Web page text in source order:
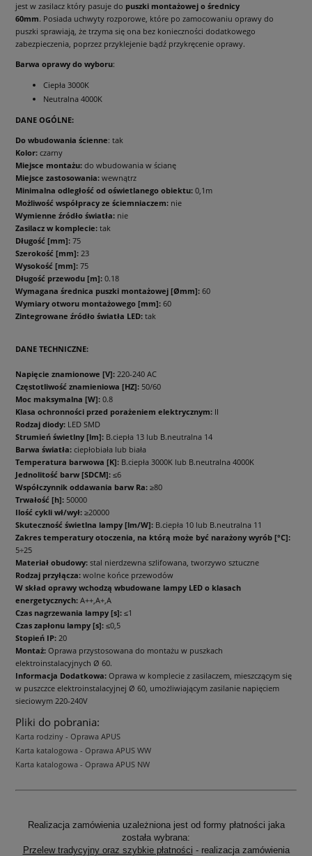
jest w zasilacz który pasuje do puszki montażowej o średnicy
60mm. Posiada uchwyty rozporowe, które po zamocowaniu oprawy do
puszki sprawiają, że trzyma się ona bez konieczności dodatkowego
zabezpieczenia, poprzez przyklejenie bądź przykręcenie oprawy.
Barwa oprawy do wyboru:
Ciepła 3000K
Neutralna 4000K
DANE OGÓLNE:
Do wbudowania ścienne: tak
Kolor: czarny
Miejsce montażu: do wbudowania w ścianę
Miejsce zastosowania: wewnątrz
Minimalna odległość od oświetlanego obiektu: 0,1m
Możliwość współpracy ze ściemniaczem: nie
Wymienne źródło światła: nie
Zasilacz w komplecie: tak
Długość [mm]: 75
Szerokość [mm]: 23
Wysokość [mm]: 75
Długość przewodu [m]: 0.18
Wymagana średnica puszki montażowej [Ømm]: 60
Wymiary otworu montażowego [mm]: 60
Zintegrowane źródło światła LED: tak
DANE TECHNICZNE:
Napięcie znamionowe [V]: 220-240 AC
Częstotliwość znamieniowa [HZ]: 50/60
Moc maksymalna [W]: 0.8
Klasa ochronności przed porażeniem elektrycznym: II
Rodzaj diody: LED SMD
Strumień świetlny [lm]: B.ciepła 13 lub B.neutralna 14
Barwa światła: ciepłobiała lub biała
Temperatura barwowa [K]: B.ciepła 3000K lub B.neutralna 4000K
Jednolitość barw [SDCM]: ≤6
Współczynnik oddawania barw Ra: ≥80
Trwałość [h]: 50000
Ilość cykli wł/wył: ≥20000
Skuteczność świetlna lampy [lm/W]: B.ciepła 10 lub B.neutralna 11
Zakres temperatury otoczenia, na którą może być narażony wyrób [°C]:
5÷25
Materiał obudowy: stal nierdzewna szlifowana, tworzywo sztuczne
Rodzaj przyłącza: wolne końce przewodów
W skład oprawy wchodzą wbudowane lampy LED o klasach
energetycznych: A++,A+,A
Czas nagrzewania lampy [s]: ≤1
Czas zapłonu lampy [s]: ≤0,5
Stopień IP: 20
Montaż: Oprawa przystosowana do montażu w puszkach
elektroinstalacyjnych Ø 60.
Informacja Dodatkowa: Oprawa w komplecie z zasilaczem, mieszczącym się
w puszczce elektroinstalacyjnej Ø 60, umożliwiającym zasilanie napięciem
sieciowym 220-240V
Pliki do pobrania:
Karta rodziny - Oprawa APUS
Karta katalogowa - Oprawa APUS WW
Karta katalogowa - Oprawa APUS NW
Realizacja zamówienia uzależniona jest od formy płatności jaka
została wybrana:
Przelew tradycyjny oraz szybkie płatności - realizacja zamówienia